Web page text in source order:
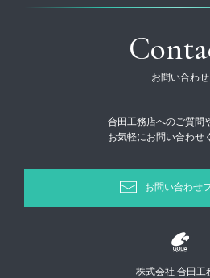
お問い合わせ
合田工務店へのご質問
お気軽にお問い合わせ
お問い合わせ
株式会社 合田工